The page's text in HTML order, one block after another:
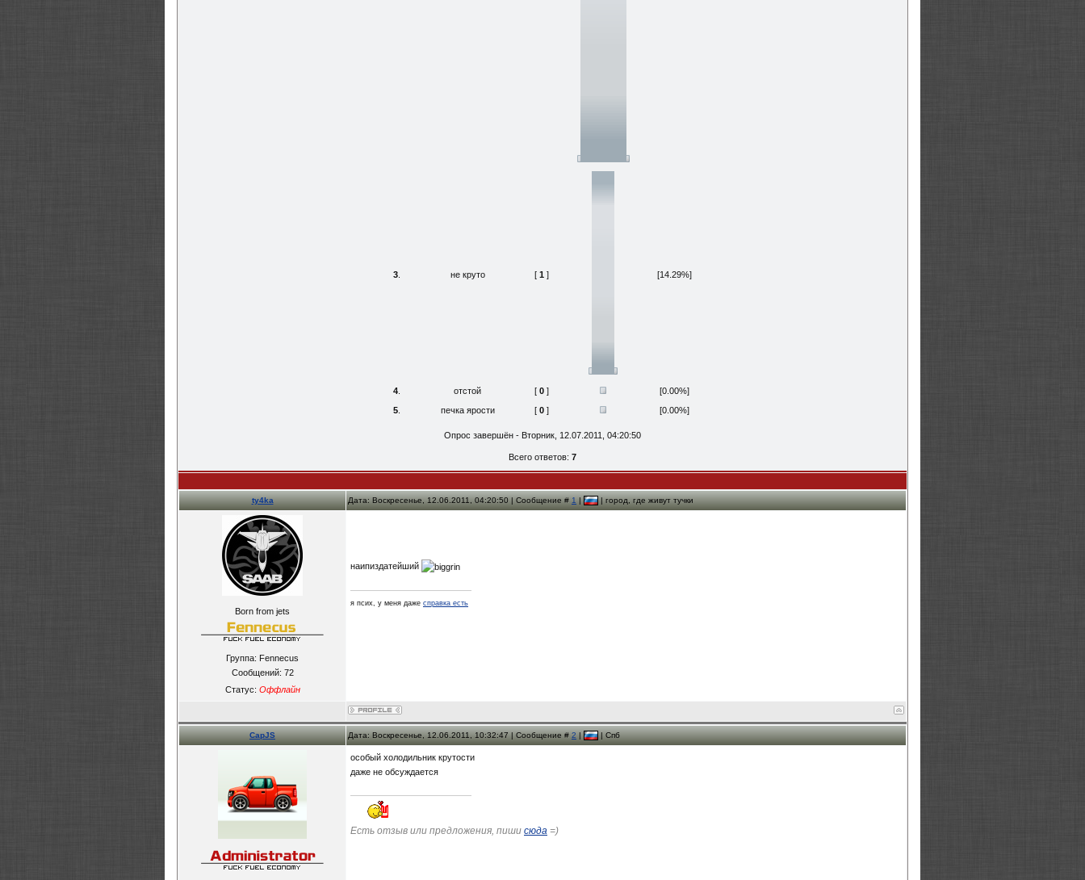
3 не круто [ 1 ] [14.29%]
4 отстой [ 0 ]
[0.00%]
5
печка ярости [ 0 ] [0.00%]
Опрос завершён - Вторник, 12.07.2011, 04:20:50
Всего ответов: 7
ty4ka Дата: Воскресенье, 12.06.2011, 04:20:50 | Сообщение #1| | город, где живут тучки
Born from jets
Группа: Fennecus
Сообщений: 72
Статус: Оффлайн
наипиздатейший
я псих, у меня даже справка есть
CapJS Дата: Воскресенье, 12.06.2011, 10:32:47 | Сообщение #2| | Спб
особый холодильник крутости
даже не обсуждается
Есть отзыв или предложения, пиши сюда =)